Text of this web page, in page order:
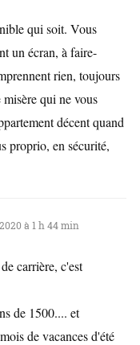
qui soit. Vous
un écran, à faire-
rien, toujours
qui ne vous
décent quand
proprio, en sécurité,
à 1 h 44 min
carrière, c'est
de 1500.... et
de vacances d'été